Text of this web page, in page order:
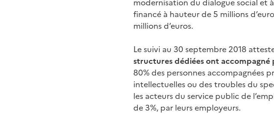
financé à hauteur de 5 millions
millions d’euros.
Le suivi au 30 septembre 2018
structures dédiées ont accompagné
80% des personnes accompagnées
intellectuelles ou des troubles du
les acteurs du service public de
de 3%, par leurs employeurs.